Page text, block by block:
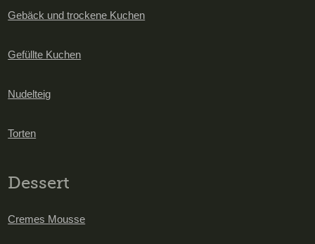
Gebäck und trockene Kuchen
Gefüllte Kuchen
Nudelteig
Torten
Dessert
Cremes Mousse